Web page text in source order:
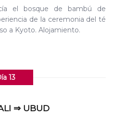
el bosque de bambú de
de la ceremonia del té
a Kyoto. Alojamiento.
13
⇒ UBUD